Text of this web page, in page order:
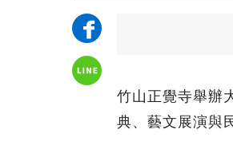
竹山正覺寺舉辦
典、藝文展演與